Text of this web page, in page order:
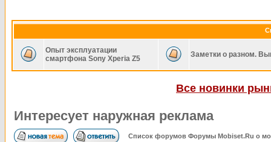
Опыт эксплуатации
смартфона Sony Xperia Z5
Заметки о разном.
Все новинки
Интересует наружная реклама
Список форумов Форумы Mobiset.Ru о